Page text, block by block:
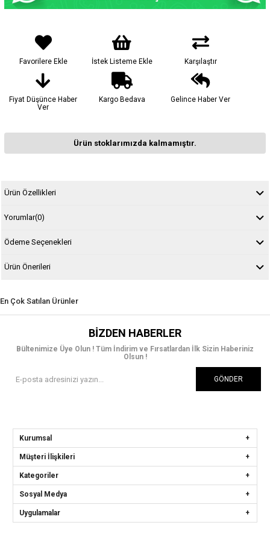
Favorilere Ekle İstek Listeme Ekle Karşılaştır
Fiyat Düşünce Haber
Ver
Kargo Bedava Gelince Haber Ver
Ürün stoklarımızda kalmamıştır.
Ürün Özellikleri
Yorumlar(0)
Ödeme Seçenekleri
Ürün Önerileri
En Çok Satılan Ürünler
BIZDEN HABERLER
Bültenimize Üye Olun ! Tüm İndirim ve Fırsatlardan İlk Sizin Haberiniz
Olsun !
GÖNDER
Kurumsal
Müşteri İlişkileri
Kategoriler
Sosyal Medya
Uygulamalar